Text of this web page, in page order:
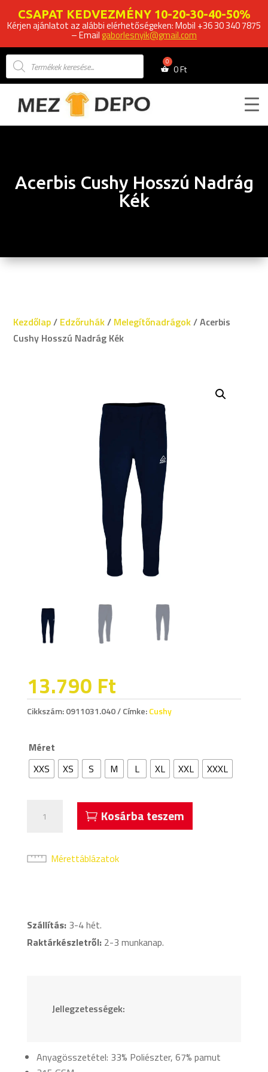
CSAPAT KEDVEZMÉNY 10-20-30-40-50%
Kérjen ajánlatot az alábbi elérhetőségeken: Mobil +36 30 340 7875
– Email gaborlesnyik@gmail.com
Products
search 0Ft
Acerbis Cushy Hosszú Nadrág
Kék
Kezdőlap/ Edzőruhák/ Melegítőnadrágok/ Acerbis
Cushy Hosszú Nadrág Kék
13.790 Ft
Cikkszám:0911031.040 Címke:Cushy
Méret
XXS
XS S M L XL XXL XXXL
Cushy
Nadrág
Kosárba teszem
Mérettáblázatok
Szállítás:3-4 hét.
Raktárkészletről:2-3 munkanap.
Jellegzetességek:
Anyagösszetétel: 33% Poliészter, 67% pamut